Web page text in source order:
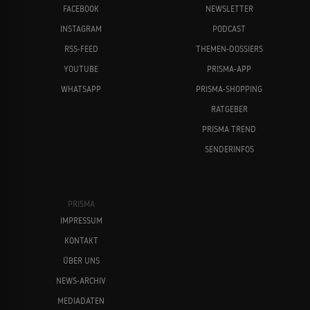
FACEBOOK
INSTAGRAM
RSS-FEED
YOUTUBE
WHATSAPP
NEWSLETTER
PODCAST
THEMEN-DOSSIERS
PRISMA-APP
PRISMA-SHOPPING
RATGEBER
PRISMA TREND
SENDERINFOS
PRISMA
IMPRESSUM
KONTAKT
ÜBER UNS
NEWS-ARCHIV
MEDIADATEN